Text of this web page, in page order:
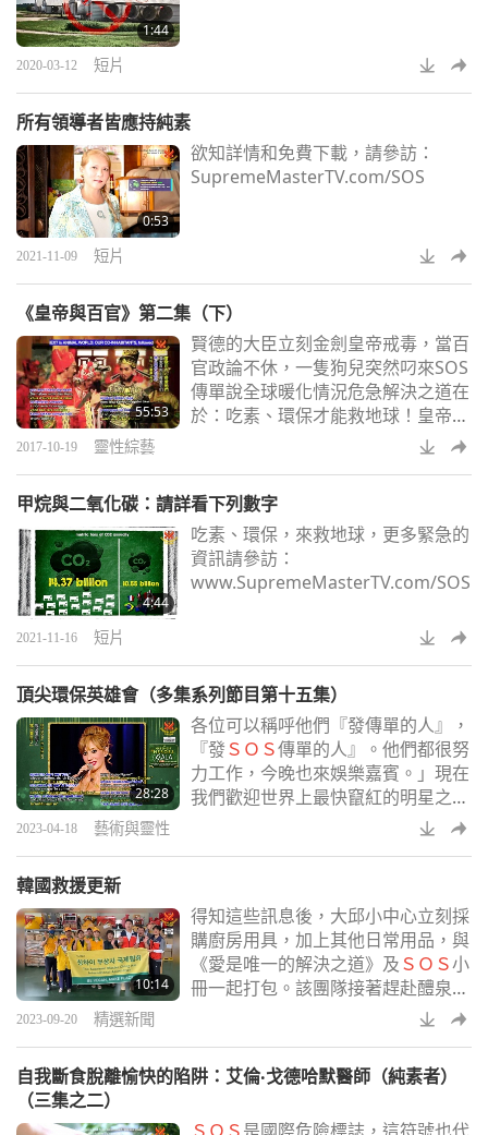
1:44
2020-03-12 短片
所有領導者皆應持純素
0:53
欲知詳情和免費下載，請參訪：
SupremeMasterTV.com/SOS
2021-11-09 短片
《皇帝與百官》第二集（下）
55:53
賢德的大臣立刻金劍皇帝戒毒，當百
官政論不休，一隻狗兒突然叼來SOS
傳單說全球暖化情況危急解決之道在
於：吃素、環保才能救地球！皇帝批
准在各地植樹力行環保，忠誠們也稟
水，力陳吃素利益良多，採行純素主
義才是救地球最快的方法。
2017-10-19 靈性綜藝
甲烷與二氧化碳：請詳看下列數字
4:44
吃素、環保，來救地球，更多緊急的
資訊請參訪：
www.SupremeMasterTV.com/SOS
2021-11-16 短片
頂尖環保英雄會（多集系列節目第十五集）
28:28
各位可以稱呼他們『發傳單的人』，
『發ＳＯＳ傳單的人』。他們都很努
力工作，今晚也來娛樂嘉賓。」現在
我們歡迎世界上最快竄紅的明星之
一：義大利裔歌手，菲麗帕‧喬妲
樂排行榜首位，在澳洲和日本獲得金
唱片的成就。今晚，菲麗帕將演唱兩
首歌，《從您那兒學到的》以西班牙
語演唱，及靈性歌曲《愛您》以義大
2023-04-18 藝術與靈性
韓國救援更新
10:14
得知這些訊息後，大邱小中心立刻採
購廚房用具，加上其他日常用品，與
《愛是唯一的解決之道》及ＳＯＳ小
冊一起打包。該團隊接著趕赴醴泉郡
和奉化郡以及聞慶市與榮州市的社區
資，價值逾六千一百美元，給當地的
配發單位，他們隨後再將救災物品發
2023-09-20 精選新聞
自我斷食脫離愉快的陷阱：艾倫‧戈德哈默醫師（純素者）
（三集之二）